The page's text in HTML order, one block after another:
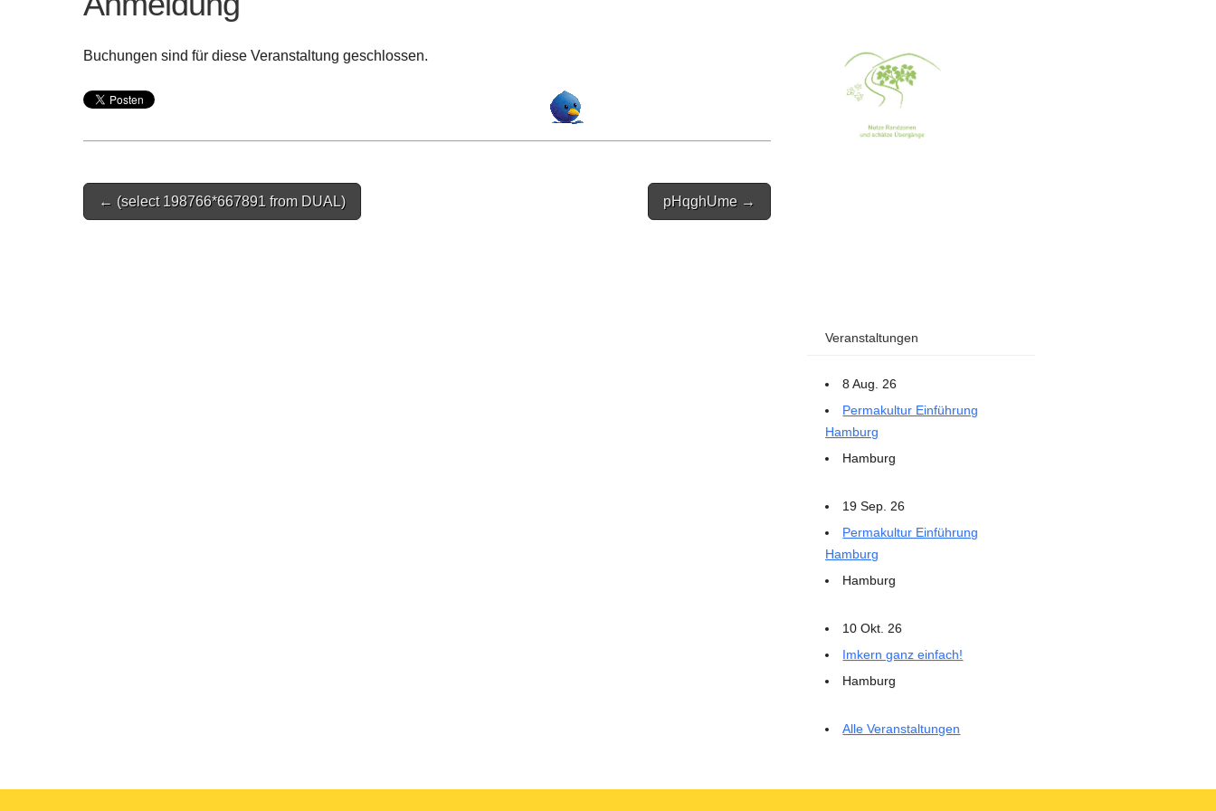
Buchungen sind für diese Veranstaltung geschlossen.
Post
navigation
← (select 198766*667891 from DUAL) pHqghUme →
Veranstaltungen
8 Aug. 26
Permakultur Einführung
Hamburg
Hamburg
19 Sep. 26
Permakultur Einführung
Hamburg
Hamburg
10 Okt. 26
Imkern ganz einfach!
Hamburg
Alle Veranstaltungen